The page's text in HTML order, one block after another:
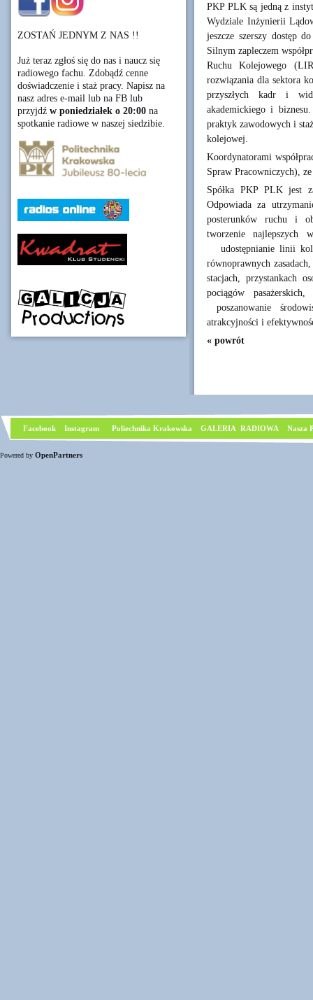
ZOSTAŃ JEDNYM Z NAS !!
Już teraz zgłoś się do nas i naucz się
radiowego fachu. Zdobądź cenne
doświadczenie i staż pracy. Napisz na
nasz adres e-mail lub na FB lub
przyjdź w poniedziałek o 20:00 na
spotkanie radiowe w naszej siedzibie.
PKP PLK są jedną z
Wydziale Inżynierii
jeszcze szerszy dostęp
Silnym zapleczem
Ruchu Kolejowego
rozwiązania dla sektora
przyszłych kadr i
akademickiego i
praktyk zawodowych i
kolejowej.
Koordynatorami
Spraw Pracowniczych),
Spółka PKP PLK jest
Odpowiada za
posterunków ruchu i
tworzenie najlepszych
udostępnianie linii
równoprawnych
stacjach, przystankach
pociągów
poszanowanie
atrakcyjności i
« powrót
Facebook Instagram Poliechnika Krakowska GALERIA RADIOWA Nasza
Powered by OpenPartners